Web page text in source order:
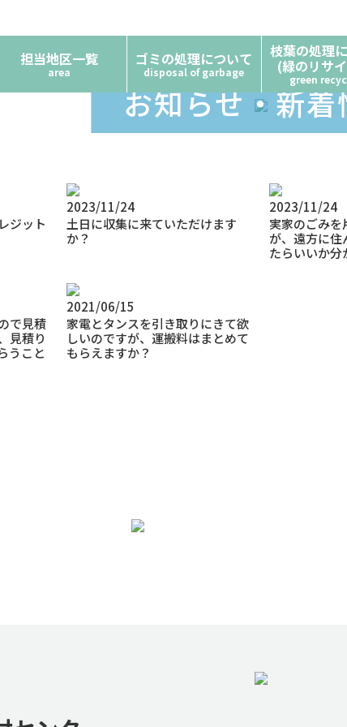
担当地区一覧
area
ゴミの処理について
disposal of garbage
枝葉の処理
(緑のリサ
green
お知らせ・新着
ジット
2023/11/24
土日に収集に来ていただけます
か？
2023/11/24
実家のごみを
が、遠方に住
たらいいか分
で見積
見積り
うこと
2021/06/15
家電とタンスを引き取りにきて欲
しいのですが、運搬料はまとめて
もらえますか？